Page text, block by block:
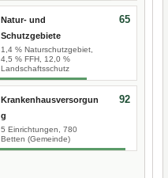
Natur- und
Schutzgebiete
1,4 % Naturschutzgebiet,
4,5 % FFH, 12,0 %
Landschaftsschutz
65
Krankenhausversorgun
g
5 Einrichtungen, 780
Betten (Gemeinde)
92